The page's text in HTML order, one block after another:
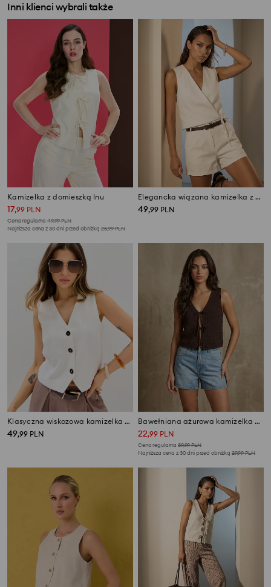
Inni klienci wybrali także
Kamizelka z domieszką lnu
17,99 PLN
Cena regularna 49,99PLN
Najniższa cena z 30 dni przed obniżką 25,99PLN
Elegancka wiązana kamizelka z wiskozą
49,99 PLN
Klasyczna wiskozowa kamizelka garniturowa
49,99 PLN
Bawełniana ażurowa kamizelka z dekoracyjnym wiązaniem
22,99 PLN
Cena regularna 39,99PLN
Najniższa cena z 30 dni przed obniżką 29,99PLN